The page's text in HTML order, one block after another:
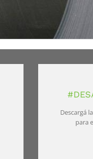
Descargá
para